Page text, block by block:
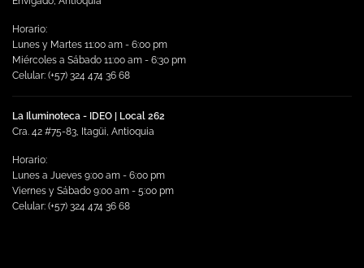
Horario:
Lunes y Martes 11:00 am - 6:00 pm
Miércoles a Sábado 11:00 am - 6:30 pm
Celular: (+57) 324 474 36 68
La Iluminoteca - IDEO | Local 262
Cra. 42 #75-83, Itagüi, Antioquia
Horario:
Lunes a Jueves 9:00 am - 6:00 pm
Viernes y Sábado 9:00 am - 5:00 pm
Celular: (+57) 324 474 36 68